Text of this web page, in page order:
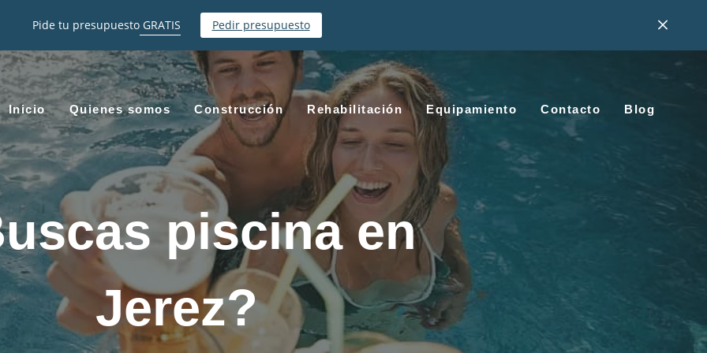
Pide tu presupuestoGRATIS Pedir presupuesto
Inicio Quienes somos Construcción Rehabilitación Equipamiento Contacto Blog
piscina en
Jerez?